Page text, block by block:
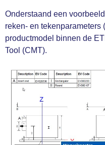
Onderstaand een
reken- en tekenparameters
productmodel binnen de
Tool (CMT).